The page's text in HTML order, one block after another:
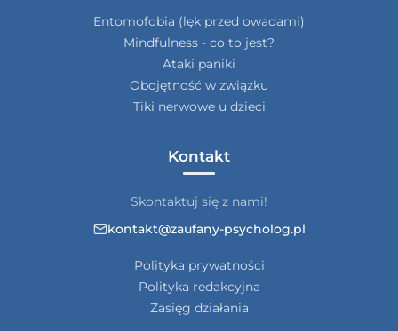
Entomofobia (lęk przed owadami)
Mindfulness - co to jest?
Ataki paniki
Obojętność w związku
Tiki nerwowe u dzieci
Kontakt
Skontaktuj się z nami!
kontakt@zaufany-psycholog.pl
Polityka prywatności
Polityka redakcyjna
Zasięg działania